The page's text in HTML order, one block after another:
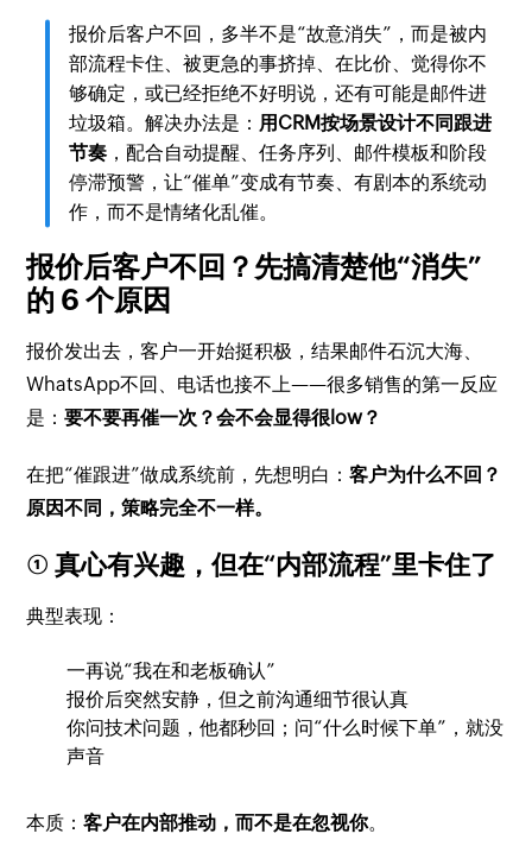
报价后客户不回，多半不是“故意消失”，而是被内
部流程卡住、被更急的事挤掉、在比价、觉得你不
够确定，或已经拒绝不好明说，还有可能是邮件进
垃圾箱。解决办法是： 用CRM按场景设计不同跟进
节奏 ，配合自动提醒、任务序列、邮件模板和阶段
停滞预警，让“催单”变成有节奏、有剧本的系统动
作，而不是情绪化乱催。
报价后客户不回？先搞清楚他“消失”
的 6 个原因
报价发出去，客户一开始挺积极，结果邮件石沉大海、
WhatsApp不回、电话也接不上——很多销售的第一反应
是：要不要再催一次？会不会显得很low？
在把“催跟进”做成系统前，先想明白：客户为什么不回？
原因不同，策略完全不一样。
① 真心有兴趣，但在“内部流程”里卡住了
典型表现：
一再说“我在和老板确认”
报价后突然安静，但之前沟通细节很认真
你问技术问题，他都秒回；问“什么时候下单”，就没
声音
本质：客户在内部推动，而不是在忽视你。